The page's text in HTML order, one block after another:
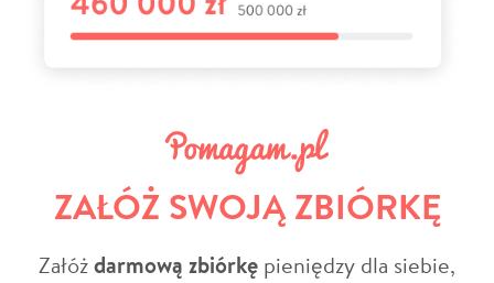
ZAŁÓŻ SWOJĄ ZBIÓRKĘ
Załóżdarmową zbiórkę pieniędzy dla siebie,